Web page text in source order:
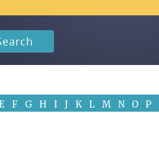
F G H I J K L M N O P